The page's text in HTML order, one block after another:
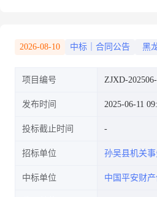
2026-08-10 中标｜合同公告 黑
项目编号 ZJXD-
发布时间 2025-06-11
投标截止时间
招标单位 孙吴县机关
中标单位 中国平安财